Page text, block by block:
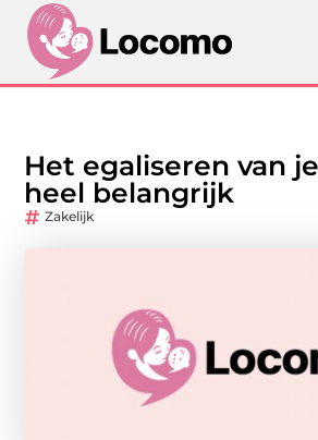
Het egaliseren van
heel belangrijk
Zakelijk